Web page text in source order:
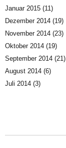
Januar 2015 (11)
Dezember 2014 (19)
November 2014 (23)
Oktober 2014 (19)
September 2014 (21)
August 2014 (6)
Juli 2014 (3)